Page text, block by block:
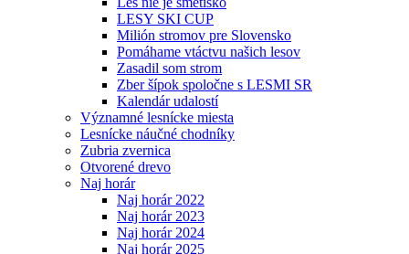
LESY SKI CUP
Milión stromov pre Slovensko
Pomáhame vtáctvu našich lesov
Zasadil som strom
Zber šípok spoločne s LESMI SR
Kalendár udalostí
Významné lesnícke miesta
Lesnícke náučné chodníky
Zubria zvernica
Otvorené drevo
Naj horár
Naj horár 2022
Naj horár 2023
Naj horár 2024
Naj horár 2025